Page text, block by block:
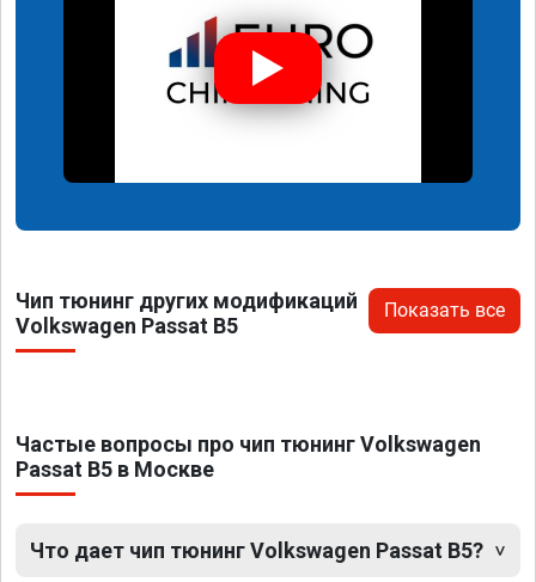
Чип тюнинг других модификаций
Volkswagen Passat B5
Показать все
Частые вопросы про чип тюнинг Volkswagen
Passat B5 в Москве
Что дает чип тюнинг Volkswagen Passat B5?